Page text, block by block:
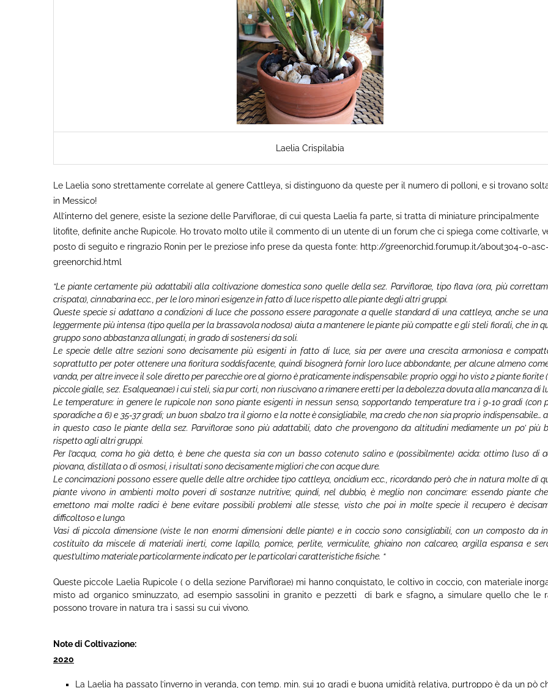
Laelia Crispilabia
Le Laelia sono strettamente correlate al genere Cattleya, si distinguono da queste per il numero di polloni, e si trovano
in Messico!
All’interno del genere, esiste la sezione delle Parviflorae, di cui questa Laelia fa parte, si tratta di miniature principalmente
litofite, definite anche Rupicole. Ho trovato molto utile il commento di un utente di un forum che ci spiega come coltivarle,
posto di seguito e ringrazio Ronin per le preziose info prese da questa fonte: http://greenorchid.forumup.it/about304-0-
greenorchid.html
“Le piante certamente più adattabili alla coltivazione domestica sono quelle della sez. Parviflorae, tipo flava (ora, più
crispata), cinnabarina ecc., per le loro minori esigenze in fatto di luce rispetto alle piante degli altri gruppi.
Queste specie si adattano a condizioni di luce che possono essere paragonate a quelle standard di una cattleya, anche se
leggermente più intensa (tipo quella per la brassavola nodosa) aiuta a mantenere le piante più compatte e gli steli fiorali, che in
gruppo sono abbastanza allungati, in grado di sostenersi da soli.
Le specie delle altre sezioni sono decisamente più esigenti in fatto di luce, sia per avere una crescita armoniosa e
soprattutto per poter ottenere una fioritura soddisfacente, quindi bisognerà fornir loro luce abbondante, per alcune almeno
vanda, per altre invece il sole diretto per parecchie ore al giorno è praticamente indispensabile: proprio oggi ho visto 2 piante fiorite
piccole gialle, sez. Esalqueanae) i cui steli, sia pur corti, non riuscivano a rimanere eretti per la debolezza dovuta alla mancanza di
Le temperature: in genere le rupicole non sono piante esigenti in nessun senso, sopportando temperature tra i 9-10 gradi (con
sporadiche a 6) e 35-37 gradi; un buon sbalzo tra il giorno e la notte è consigliabile, ma credo che non sia proprio indispensabile…
in questo caso le piante della sez. Parviflorae sono più adattabili, dato che provengono da altitudini mediamente un po’ più
rispetto agli altri gruppi.
Per l’acqua, coma ho già detto, è bene che questa sia con un basso cotenuto salino e (possibilmente) acida: ottimo l’uso di
piovana, distillata o di osmosi, i risultati sono decisamente migliori che con acque dure.
Le concimazioni possono essere quelle delle altre orchidee tipo cattleya, oncidium ecc., ricordando però che in natura molte di
piante vivono in ambienti molto poveri di sostanze nutritive; quindi, nel dubbio, è meglio non concimare: essendo piante
emettono mai molte radici è bene evitare possibili problemi alle stesse, visto che poi in molte specie il recupero è
difficoltoso e lungo.
Vasi di piccola dimensione (viste le non enormi dimensioni delle piante) e in coccio sono consigliabili, con un composto da
costituito da miscele di materiali inerti, come lapillo, pomice, perlite, vermiculite, ghiaino non calcareo, argilla espansa e
quest’ultimo materiale particolarmente indicato per le particolari caratteristiche fisiche. “
Queste piccole Laelia Rupicole ( o della sezione Parviflorae) mi hanno conquistato, le coltivo in coccio, con materiale
misto ad organico sminuzzato, ad esempio sassolini in granito e pezzetti di bark e sfagno,a simulare quello che le
possono trovare in natura tra i sassi su cui vivono.
Note di Coltivazione:
2020
La Laelia ha passato l’inverno in veranda, con temp. min. sui 10 gradi e buona umidità relativa, purtroppo è da un pò